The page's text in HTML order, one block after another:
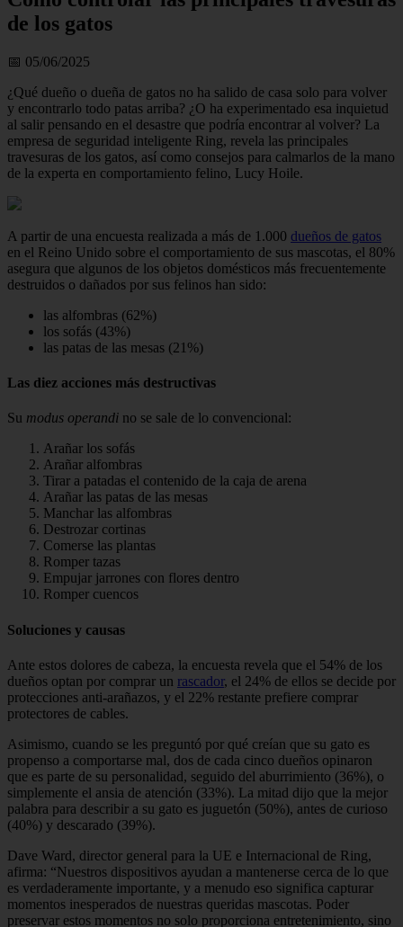
de los gatos
📅 05/06/2025
¿Qué dueño o dueña de gatos no ha salido de casa solo para volver
y encontrarlo todo patas arriba? ¿O ha experimentado esa inquietud
al salir pensando en el desastre que podría encontrar al volver? La
empresa de seguridad inteligente Ring, revela las principales
travesuras de los gatos, así como consejos para calmarlos de la mano
de la experta en comportamiento felino, Lucy Hoile.
A partir de una encuesta realizada a más de 1.000 dueños de gatos
en el Reino Unido sobre el comportamiento de sus mascotas, el 80%
asegura que algunos de los objetos domésticos más frecuentemente
destruidos o dañados por sus felinos han sido:
las alfombras (62%)
los sofás (43%)
las patas de las mesas (21%)
Las diez acciones más destructivas
Su modus operandi no se sale de lo convencional:
Arañar los sofás
Arañar alfombras
Tirar a patadas el contenido de la caja de arena
Arañar las patas de las mesas
Manchar las alfombras
Destrozar cortinas
Comerse las plantas
Romper tazas
Empujar jarrones con flores dentro
Romper cuencos
Soluciones y causas
Ante estos dolores de cabeza, la encuesta revela que el 54% de los
dueños optan por comprar un rascador, el 24% de ellos se decide por
protecciones anti-arañazos, y el 22% restante prefiere comprar
protectores de cables.
Asimismo, cuando se les preguntó por qué creían que su gato es
propenso a comportarse mal, dos de cada cinco dueños opinaron
que es parte de su personalidad, seguido del aburrimiento (36%), o
simplemente el ansia de atención (33%). La mitad dijo que la mejor
palabra para describir a su gato es juguetón (50%), antes de curioso
(40%) y descarado (39%).
Dave Ward, director general para la UE e Internacional de Ring,
afirma: “Nuestros dispositivos ayudan a mantenerse cerca de lo que
es verdaderamente importante, y a menudo eso significa capturar
momentos inesperados de nuestras queridas mascotas. Poder
preservar estos momentos no solo proporciona entretenimiento, sino